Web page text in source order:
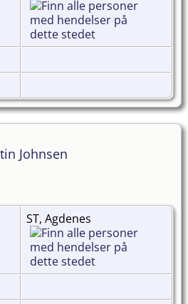
Johnsen
ST, Agdenes